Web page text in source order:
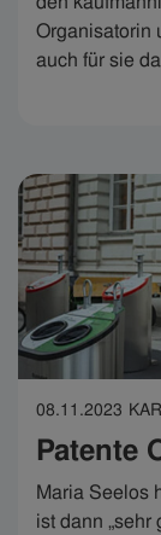
Organisatorin
auch für sie
08.11.2023
Patente
Maria Seelos
ist dann „sehr